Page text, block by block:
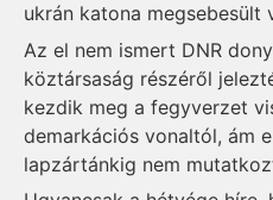
ukrán katona megsebesült
Az el nem ismert DNR
köztársaság részéről
kezdik meg a fegyverzet
demarkációs vonaltól, ám
lapzártánkig nem